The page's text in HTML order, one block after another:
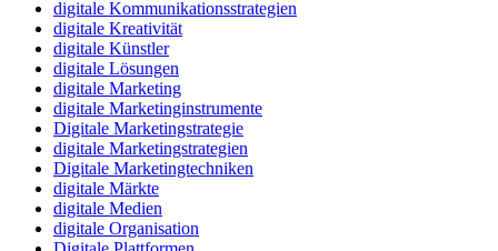
digitale Kommunikationsstrategien
digitale Kreativität
digitale Künstler
digitale Lösungen
digitale Marketing
digitale Marketinginstrumente
Digitale Marketingstrategie
digitale Marketingstrategien
Digitale Marketingtechniken
digitale Märkte
digitale Medien
digitale Organisation